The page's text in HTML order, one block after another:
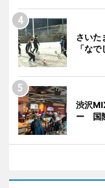
さいた
「な
渋沢
ー 国